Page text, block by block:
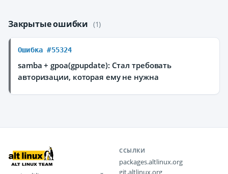
Закрытые ошибки (1)
Ошибка #55324
samba + gpoa(gpupdate): Стал требовать
авторизации, которая ему не нужна
ССЫЛКИ
packages.altlinux.org
git.altlinux.org